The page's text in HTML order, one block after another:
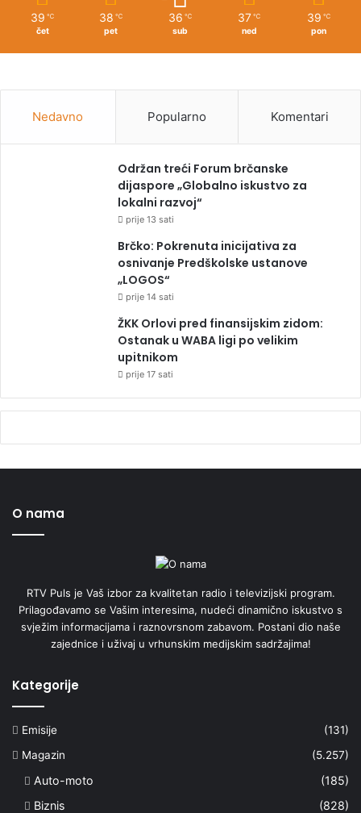
39 ℃
čet
38 ℃
pet
36 ℃
sub
37 ℃
ned
39 ℃
pon
Nedavno Popularno Komentari
Održan treći Forum brčanske
dijaspore „Globalno iskustvo za
lokalni razvoj“
prije 13 sati
Brčko: Pokrenuta inicijativa za
osnivanje Predškolske ustanove
„LOGOS“
prije 14 sati
ŽKK Orlovi pred finansijskim zidom:
Ostanak u WABA ligi po velikim
upitnikom
prije 17 sati
O nama
RTV Puls je Vaš izbor za kvalitetan radio i televizijski program.
Prilagođavamo se Vašim interesima, nudeći dinamično iskustvo s
svježim informacijama i raznovrsnom zabavom. Postani dio naše
zajednice i uživaj u vrhunskim medijskim sadržajima!
Kategorije
Emisije
(131)
Magazin
(5.257)
Auto-moto
(185)
Biznis
(828)